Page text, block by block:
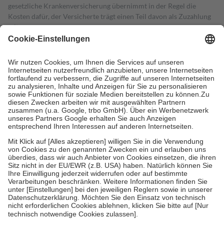
gesetzliche Krankenversicherung übernimmt in der Regel die
Kosten dafür, der Versicherte trägt einen Teil davon als Zuzahlung
mit.
Grundsätzlich leisten Mitglieder Zuzahlungen in Höhe von zehn
höchstens zehn Euro.
Es sind jedoch nie mehr als die tatsächlichen
Kosten der Leistung zu entrichten.
Diese Regeln gelten grundsätzlich auch für Online-Apotheken.
Bei Heilmitteln und häuslicher Krankenpflege beträgt die
Zuzahlung zehn Prozent der Kosten sowie zehn Euro je
Verordnung.
Um das Engagement der Versicherten für ihre eigene Gesundheit zu
stärken und die besondere Stellung der Familie zu unterstützen,
fallenkeine Zuzahlungenan bei:
• Kindern und Jugendlichen bis zum vollendeten 18. Lebensjahr
mit Ausnahme der Fahrkosten
• Untersuchungen zur Vorsorge und Früherkennung, die von der
GKV getragen werden
• empfohlenen Schutzimpfungen
• Harn- und Blutteststreifen